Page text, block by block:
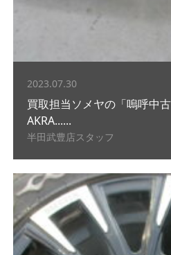
2023.07.30
買取担当ソメヤの「嗚呼中
AKRA......
半田武豊店スタッフ